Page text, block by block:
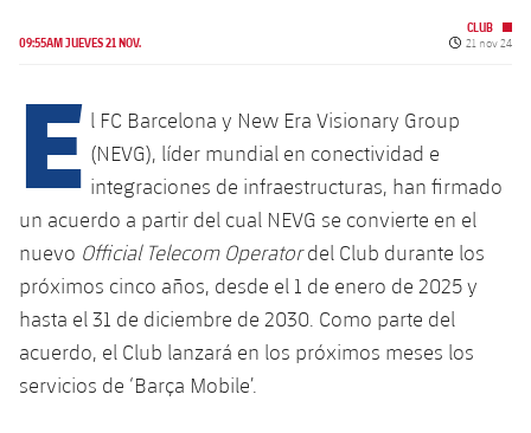
SUB12
SUB11 A
SUB11 B
SUB10 A
SUB10 B
SUB12 C
SUB11 C
Gameday Shows
Resultados
Clasificación
Jugadores
Fotos
Base
Junior
Cadete A
Cadete B
Infantil A
Infantil B
Campus Verano
PLUSICON
MÁS
Primer Equipo
Actualidad
Calendario
Entradas
Resultados
Barça Atlètic
plusicon
más
Actualidad
Calendario
Base
Actualidad
PLUSICON
MÁS
09:55AM JUEVES 21 NOV.
CLUB
Fecha de
21 nov 24
E l FC Barcelona y New Era Visionary Group
(NEVG), líder mundial en conectividad e
integraciones de infraestructuras, han firmado
un acuerdo a partir del cual NEVG se convierte en el
nuevo Official Telecom Operatordel Club durante los
próximos cinco años, desde el 1 de enero de 2025 y
hasta el 31 de diciembre de 2030. Como parte del
acuerdo, el Club lanzará en los próximos meses los
servicios de ‘Barça Mobile’.